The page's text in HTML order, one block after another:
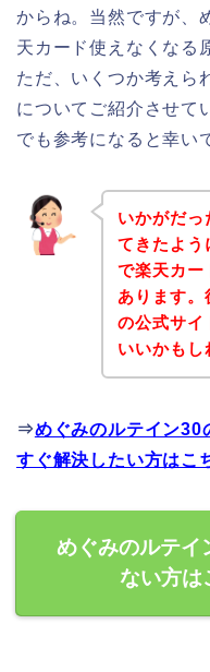
からね。当然ですが、
天カード使えなくなる
ただ、いくつか考えら
についてご紹介させて
でも参考になると幸い
いかがだっ
てきたよう
で楽天カー
あります。
の公式サイ
いいかもし
⇒めぐみのルテイン30
すぐ解決したい方はこ
めぐみのルテイ
ない方は